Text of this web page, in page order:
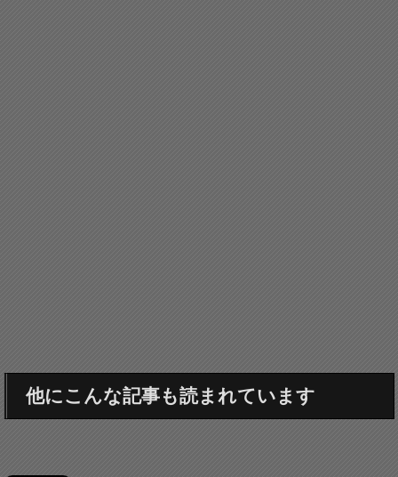
他にこんな記事も読まれています